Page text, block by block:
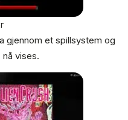
gjennom et spillsystem og
vises.